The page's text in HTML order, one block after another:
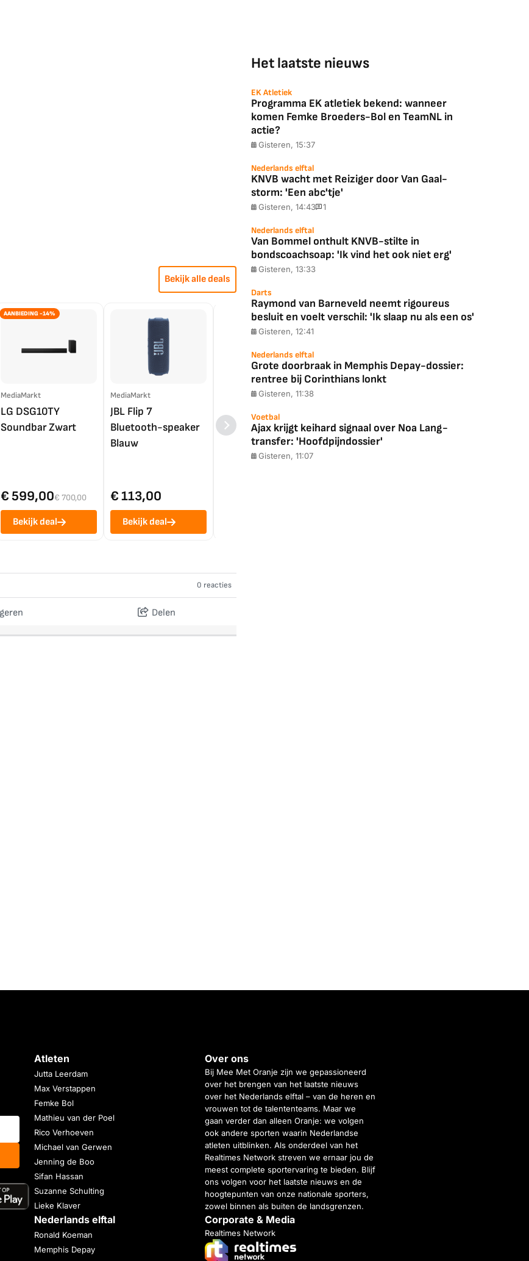
Bekijk alle deals
AANBIEDING -14%
MediaMarkt
LG DSG10TY
Soundbar Zwart
€ 599,00€ 700,00
Bekijk deal
MediaMarkt
JBL Flip 7
Bluetooth-speaker
Blauw
€ 113,00
Bekijk deal
LG OLED55C56LB
4K TV (2025)
Ultimate Zwart
4K
0 reacties
Delen
Het laatste nieuws
EK Atletiek
Programma EK atletiek bekend: wanneer
komen Femke Broeders-Bol en TeamNL in
actie?
Gisteren, 15:37
Nederlands elftal
KNVB wacht met Reiziger door Van Gaal-
storm: 'Een abc'tje'
Gisteren, 14:43 1
Nederlands elftal
Van Bommel onthult KNVB-stilte in
bondscoachsoap: 'Ik vind het ook niet erg'
Gisteren, 13:33
Darts
Raymond van Barneveld neemt rigoureus
besluit en voelt verschil: 'Ik slaap nu als een os'
Gisteren, 12:41
Nederlands elftal
Grote doorbraak in Memphis Depay-dossier:
rentree bij Corinthians lonkt
Gisteren, 11:38
Voetbal
Ajax krijgt keihard signaal over Noa Lang-
transfer: 'Hoofdpijndossier'
Gisteren, 11:07
Atleten
Jutta Leerdam
Max Verstappen
Femke Bol
Mathieu van der Poel
Rico Verhoeven
Michael van Gerwen
Jenning de Boo
Sifan Hassan
Suzanne Schulting
Lieke Klaver
Nederlands elftal
Ronald Koeman
Memphis Depay
Over ons
Bij Mee Met Oranje zijn we gepassioneerd
over het brengen van het laatste nieuws
over het Nederlands elftal – van de heren en
vrouwen tot de talententeams. Maar we
gaan verder dan alleen Oranje: we volgen
ook andere sporten waarin Nederlandse
atleten uitblinken. Als onderdeel van het
Realtimes Network streven we ernaar jou de
meest complete sportervaring te bieden. Blijf
ons volgen voor het laatste nieuws en de
hoogtepunten van onze nationale sporters,
zowel binnen als buiten de landsgrenzen.
Corporate & Media
Realtimes Network